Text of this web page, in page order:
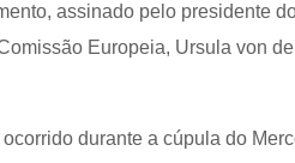
assinado pelo presidente
Europeia, Ursula von
durante a cúpula do